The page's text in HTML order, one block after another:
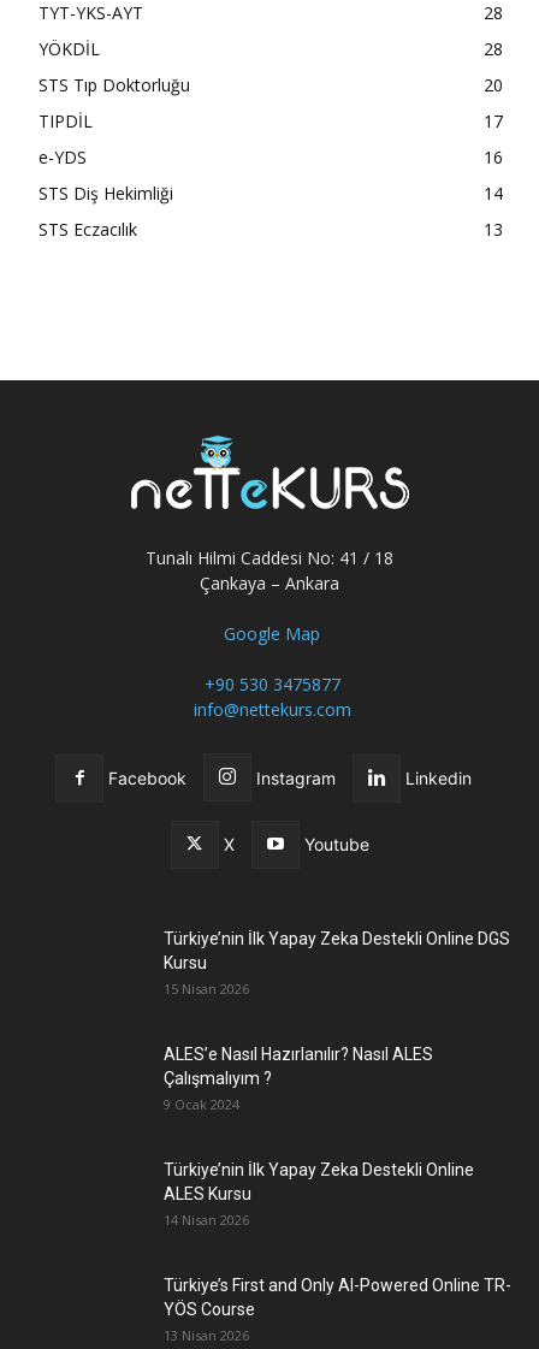
TYT-YKS-AYT
28
YÖKDİL
28
STS Tıp Doktorluğu
20
TIPDİL
17
e-YDS
16
STS Diş Hekimliği
14
STS Eczacılık
13
Tunalı Hilmi Caddesi No: 41 / 18
Çankaya – Ankara
Google Map
+90 530 3475877
info@nettekurs.com
Facebook Instagram Linkedin
X Youtube
Türkiye’nin İlk Yapay Zeka Destekli Online DGS
Kursu
15 Nisan 2026
ALES’e Nasıl Hazırlanılır? Nasıl ALES
Çalışmalıyım ?
9 Ocak 2024
Türkiye’nin İlk Yapay Zeka Destekli Online
ALES Kursu
14 Nisan 2026
Türkiye’s First and Only AI-Powered Online TR-
YÖS Course
13 Nisan 2026